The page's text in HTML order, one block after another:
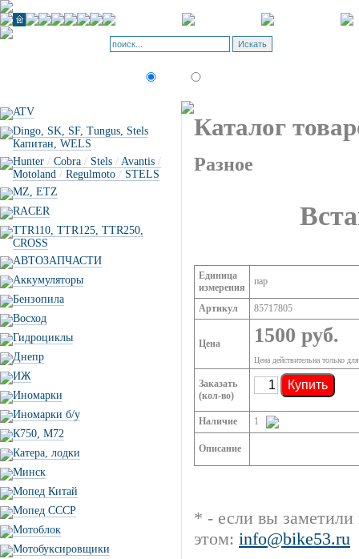
ATV
Dingo, SK, SF, Tungus, Stels
Капитан, WELS
Hunter / Cobra / Stels / Avantis /
Motoland / Regulmoto / STELS
MZ, ETZ
RACER
TTR110, TTR125, TTR250,
CROSS
АВТОЗАПЧАСТИ
Аккумуляторы
Бензопила
Восход
Гидроциклы
Днепр
ИЖ
Иномарки
Иномарки б/у
К750, М72
Катера, лодки
Минск
Мопед Китай
Мопед СССР
Мотоблок
Мотобуксировщики
Каталог
Разное
Единица
измерения
пар
Артикул 85717805
Цена 1500 руб.
Цена действительна только
Заказать
(кол-во)
Купить
Наличие 1
Описание
* - если вы
этом: info@bike53.ru